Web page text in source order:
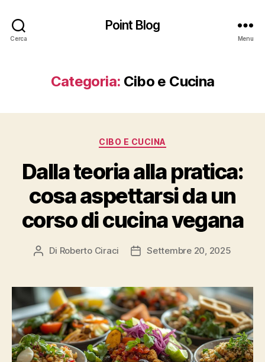
Cerca
Point Blog
Menu
Categoria: Cibo e Cucina
Categorie
CIBO E CUCINA
Dalla teoria alla pratica:
cosa aspettarsi da un
corso di cucina vegana
Autore
Di Roberto Ciraci
DataSettembre 20, 2025